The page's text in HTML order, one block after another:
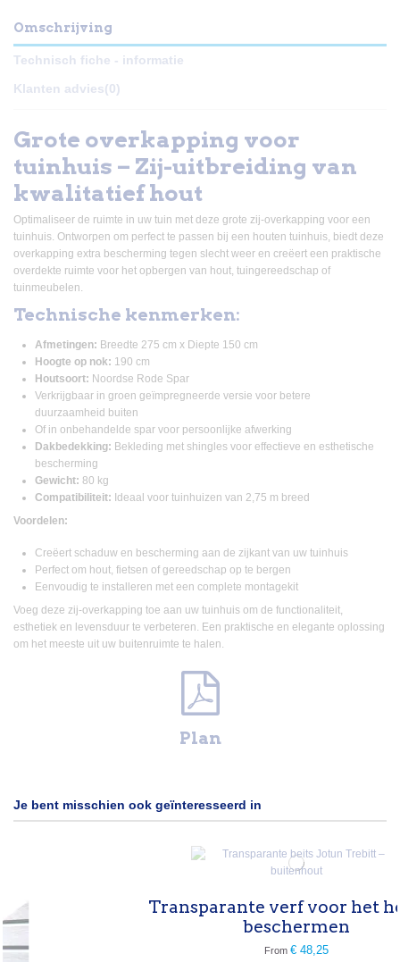
Omschrijving
Technisch fiche - informatie
Klanten advies(0)
Grote overkapping voor
tuinhuis – Zij-uitbreiding van
kwalitatief hout
Optimaliseer de ruimte in uw tuin met deze grote zij-overkapping voor een
tuinhuis. Ontworpen om perfect te passen bij een houten tuinhuis, biedt deze
overkapping extra bescherming tegen slecht weer en creëert een praktische
overdekte ruimte voor het opbergen van hout, tuingereedschap of
tuinmeubelen.
Technische kenmerken:
Afmetingen: Breedte 275 cm x Diepte 150 cm
Hoogte op nok: 190 cm
Houtsoort: Noordse Rode Spar
Verkrijgbaar in groen geïmpregneerde versie voor betere
duurzaamheid buiten
Of in onbehandelde spar voor persoonlijke afwerking
Dakbedekking: Bekleding met shingles voor effectieve en esthetische
bescherming
Gewicht: 80 kg
Compatibiliteit: Ideaal voor tuinhuizen van 2,75 m breed
Voordelen:
Creëert schaduw en bescherming aan de zijkant van uw tuinhuis
Perfect om hout, fietsen of gereedschap op te bergen
Eenvoudig te installeren met een complete montagekit
Voeg deze zij-overkapping toe aan uw tuinhuis om de functionaliteit,
esthetiek en levensduur te verbeteren. Een praktische en elegante oplossing
om het meeste uit uw buitenruimte te halen.
Plan
Je bent misschien ook geïnteresseerd in
Transparante verf voor het hout te
beschermen